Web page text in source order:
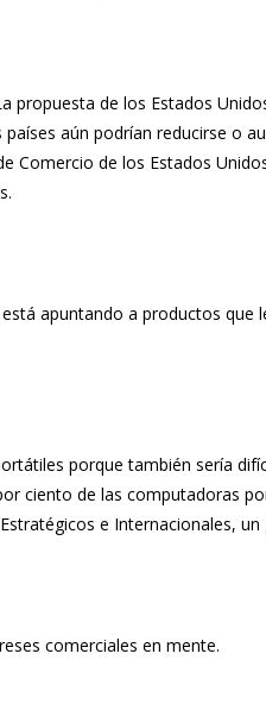
propuesta de los Estados
aún podrían reducirse o
Comercio de los Estados
apuntando a productos que
porque también sería
ciento de las computadoras
e Internacionales,
comerciales en mente.